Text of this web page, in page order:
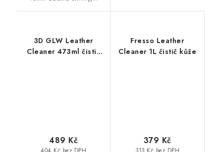
3D GLW Leather
Cleaner 473ml čistič
404 Kč bez DPH
489 Kč
Fresso Leather
Cleaner 1L čistič kůže
313 Kč bez DPH
379 Kč